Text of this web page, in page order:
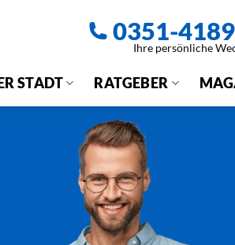
0351-
Ihre persönliche
STADT RATGEBER